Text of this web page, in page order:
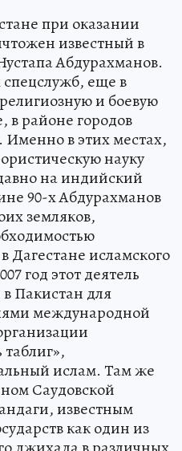
при оказании
известный в
Абдурахманов.
еще в
и боевую
в районе городов
в этих местах,
науку
на индийский
90-х Абдурахманов
земляков,
Дагестане исламского
год этот деятель
Пакистан для
международной
ислам. Там же
Саудовской
известным
как один из